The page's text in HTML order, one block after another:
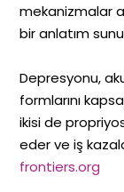
mekanizmalar
bir anlatım
Depresyonu,
formlarını
ikisi de
eder ve iş
frontiers.org